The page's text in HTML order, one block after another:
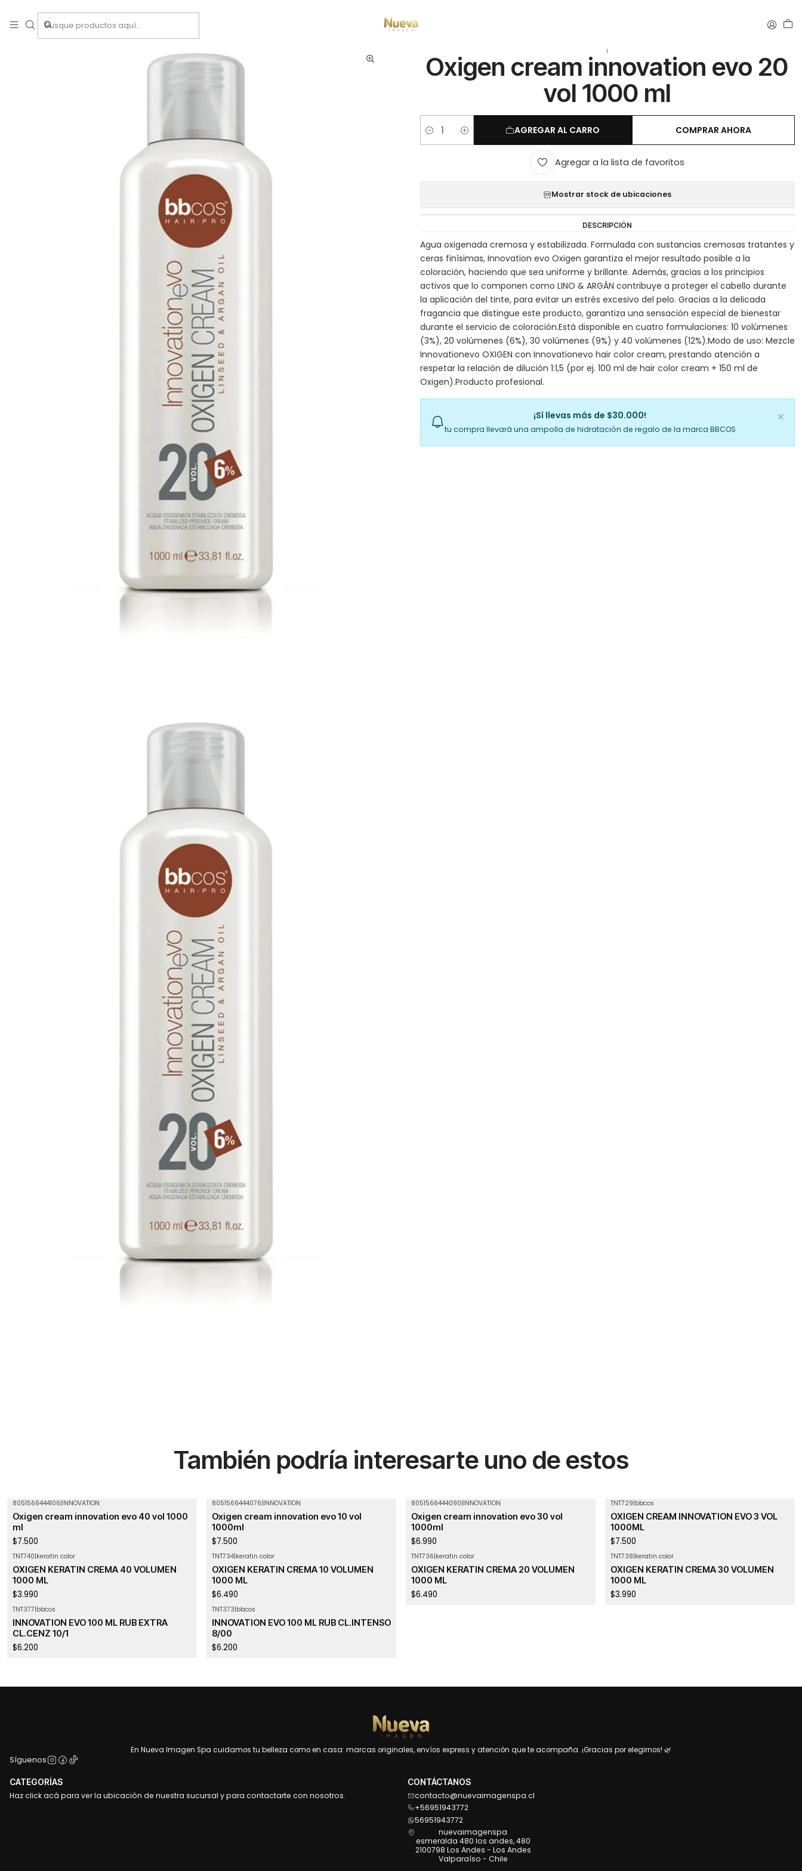
|
Oxigen cream innovation evo 20
vol 1000 ml
Cantidad AGREGAR AL CARRO COMPRAR AHORA
Agregar a la lista de favoritos
Mostrar stock de ubicaciones
DESCRIPCIÓN
Agua oxigenada cremosa y estabilizada. Formulada con sustancias cremosas tratantes y
ceras finísimas, Innovation evo Oxigen garantiza el mejor resultado posible a la
coloración, haciendo que sea uniforme y brillante. Además, gracias a los principios
activos que lo componen como LINO & ARGÁN contribuye a proteger el cabello durante
la aplicación del tinte, para evitar un estrés excesivo del pelo. Gracias a la delicada
fragancia que distingue este producto, garantiza una sensación especial de bienestar
durante el servicio de coloración.Está disponible en cuatro formulaciones: 10 volúmenes
(3%), 20 volúmenes (6%), 30 volúmenes (9%) y 40 volúmenes (12%).Modo de uso: Mezcle
Innovationevo OXIGEN con Innovationevo hair color cream, prestando atención a
respetar la relación de dilución 1:1,5 (por ej. 100 ml de hair color cream + 150 ml de
Oxigen).Producto profesional.
¡Sí llevas más de $30.000!
tu compra llevará una ampolla de hidratación de regalo de la marca BBCOS
También podría interesarte uno de estos
8051566444106|INNOVATION
Oxigen cream innovation evo 40 vol 1000
ml
$7.500
8051566444076|INNOVATION
Oxigen cream innovation evo 10 vol
1000ml
$7.500
8051566444090|INNOVATION
Oxigen cream innovation evo 30 vol
1000ml
$6.990
TNT729|bbcos
OXIGEN CREAM INNOVATION EVO 3 VOL
1000ML
$7.500
TNT740|keratin color
OXIGEN KERATIN CREMA 40 VOLUMEN
1000 ML
$3.990
TNT734|keratin color
OXIGEN KERATIN CREMA 10 VOLUMEN
1000 ML
$6.490
TNT736|keratin color
OXIGEN KERATIN CREMA 20 VOLUMEN
1000 ML
$6.490
TNT738|keratin color
OXIGEN KERATIN CREMA 30 VOLUMEN
1000 ML
$3.990
TNT377|bbcos
INNOVATION EVO 100 ML RUB EXTRA
CL.CENZ 10/1
$6.200
TNT373|bbcos
INNOVATION EVO 100 ML RUB CL.INTENSO
8/00
$6.200
En Nueva Imagen Spa cuidamos tu belleza como en casa: marcas originales, envíos express y atención que te acompaña. ¡Gracias por elegirnos! 🌿
Síguenos
CATEGORÍAS
Haz click acá para ver la ubicación de nuestra sucursal y para contactarte con nosotros.
CONTÁCTANOS
contacto@nuevaimagenspa.cl
+56951943772
56951943772
nuevaimagenspa
esmeralda 480 los andes, 480
2100798 Los Andes - Los Andes
Valparaíso - Chile